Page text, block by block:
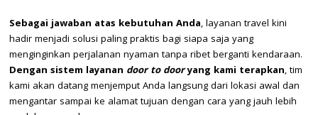
Sebagai jawaban atas kebutuhan Anda, layanan travel kini
hadir menjadi solusi paling praktis bagi siapa saja yang
menginginkan perjalanan nyaman tanpa ribet berganti kendaraan.
Dengan sistem layanan door to dooryang kami terapkan, tim
kami akan datang menjemput Anda langsung dari lokasi awal dan
mengantar sampai ke alamat tujuan dengan cara yang jauh lebih